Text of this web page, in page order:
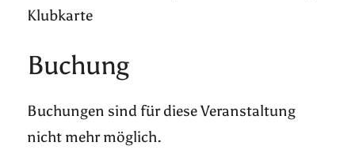
Klubkarte
Buchung
Buchungen sind für diese Veranstaltung
nicht mehr möglich.